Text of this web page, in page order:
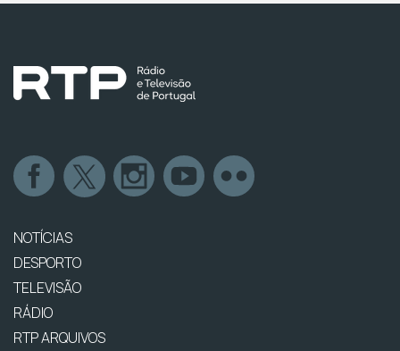
NOTÍCIAS
DESPORTO
TELEVISÃO
RÁDIO
RTP ARQUIVOS